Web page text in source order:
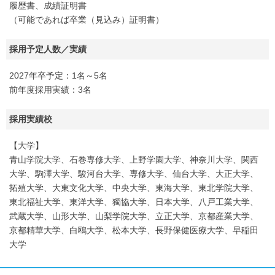
履歴書、成績証明書
（可能であれば卒業（見込み）証明書）
採用予定人数／実績
2027年卒予定：1名～5名
前年度採用実績：3名
採用実績校
【大学】
青山学院大学、石巻専修大学、上野学園大学、神奈川大学、関西
大学、駒澤大学、駿河台大学、専修大学、仙台大学、大正大学、
拓殖大学、大東文化大学、中央大学、東海大学、東北学院大学、
東北福祉大学、東洋大学、獨協大学、日本大学、八戸工業大学、
武蔵大学、山形大学、山梨学院大学、立正大学、京都産業大学、
京都精華大学、白鴎大学、松本大学、長野保健医療大学、早稲田
大学